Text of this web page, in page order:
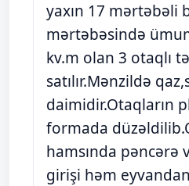
yaxın 17 mərtəbəli
mərtəbəsində
kv.m olan 3 otaqlı
satılır.Mənzildə
daimidir.Otaqların
formada
hamsında pəncərə
girişi həm